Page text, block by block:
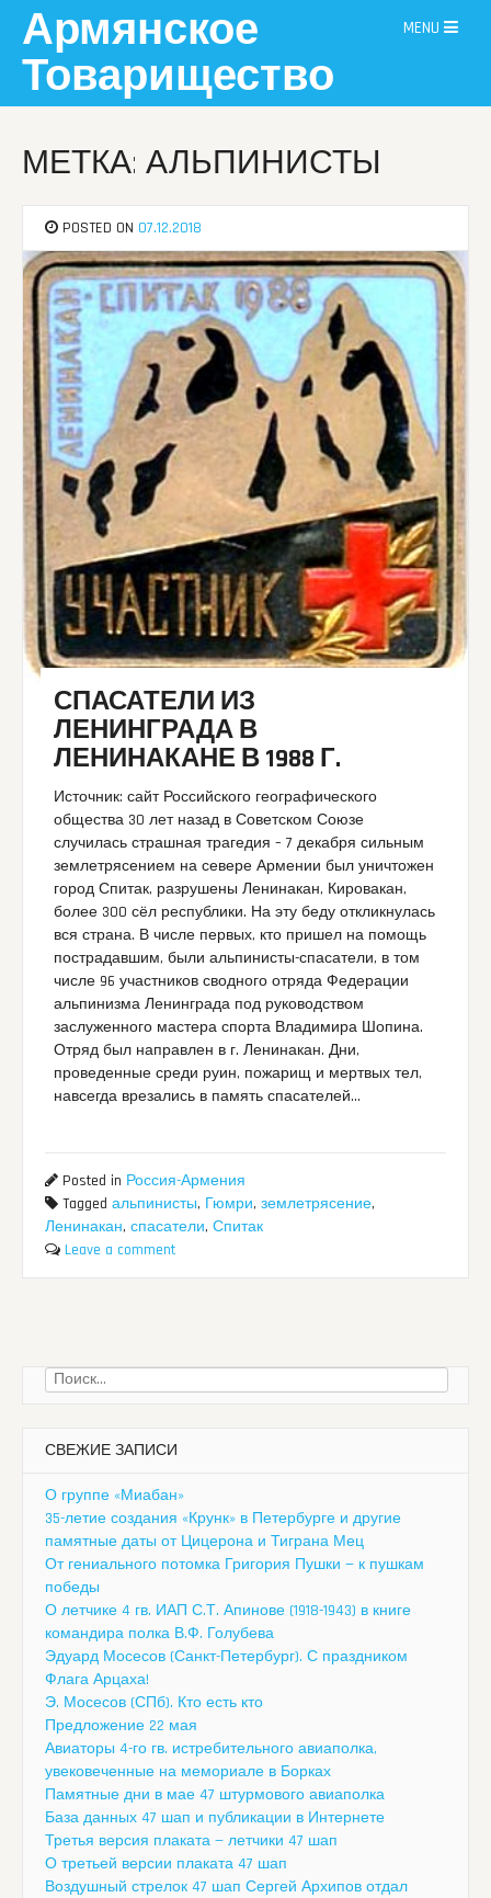
content
Армянское
Товарищество
MENU
МЕТКА: АЛЬПИНИСТЫ
POSTED ON 07.12.2018
СПАСАТЕЛИ ИЗ
ЛЕНИНГРАДА В
ЛЕНИНАКАНЕ В 1988 Г.
Источник: сайт Российского географического
общества 30 лет назад в Советском Союзе
случилась страшная трагедия – 7 декабря сильным
землетрясением на севере Армении был уничтожен
город Спитак, разрушены Ленинакан, Кировакан,
более 300 сёл республики. На эту беду откликнулась
вся страна. В числе первых, кто пришел на помощь
пострадавшим, были альпинисты-спасатели, в том
числе 96 участников сводного отряда Федерации
альпинизма Ленинграда под руководством
заслуженного мастера спорта Владимира Шопина.
Отряд был направлен в г. Ленинакан. Дни,
проведенные среди руин, пожарищ и мертвых тел,
навсегда врезались в память спасателей…
Posted in Россия-Армения
Taggedальпинисты, Гюмри,землетрясение,
Ленинакан,спасатели,Спитак
Leave a comment
Найти:
СВЕЖИЕ ЗАПИСИ
О группе «Миабан»
35-летие создания «Крунк» в Петербурге и другие
памятные даты от Цицерона и Тиграна Мец
От гениального потомка Григория Пушки — к пушкам
победы
О летчике 4 гв. ИАП С.Т. Апинове (1918-1943) в книге
командира полка В.Ф. Голубева
Эдуард Мосесов (Санкт-Петербург). С праздником
Флага Арцаха!
Э. Мосесов (СПб). Кто есть кто
Предложение 22 мая
Авиаторы 4-го гв. истребительного авиаполка,
увековеченные на мемориале в Борках
Памятные дни в мае 47 штурмового авиаполка
База данных 47 шап и публикации в Интернете
Третья версия плаката — летчики 47 шап
О третьей версии плаката 47 шап
Воздушный стрелок 47 шап Сергей Архипов отдал